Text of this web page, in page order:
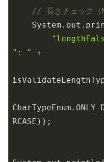
// 長さチェック（
": "
+
RCASE));